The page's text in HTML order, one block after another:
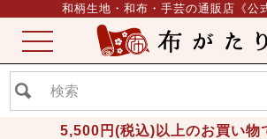
和柄生地・和布・手芸の通販店《公
5,500円(税込)以上のお買い物
ME
NU